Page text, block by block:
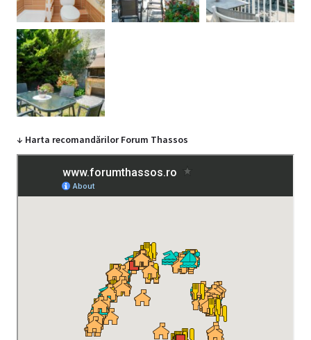
↓ Harta recomandărilor Forum Thassos